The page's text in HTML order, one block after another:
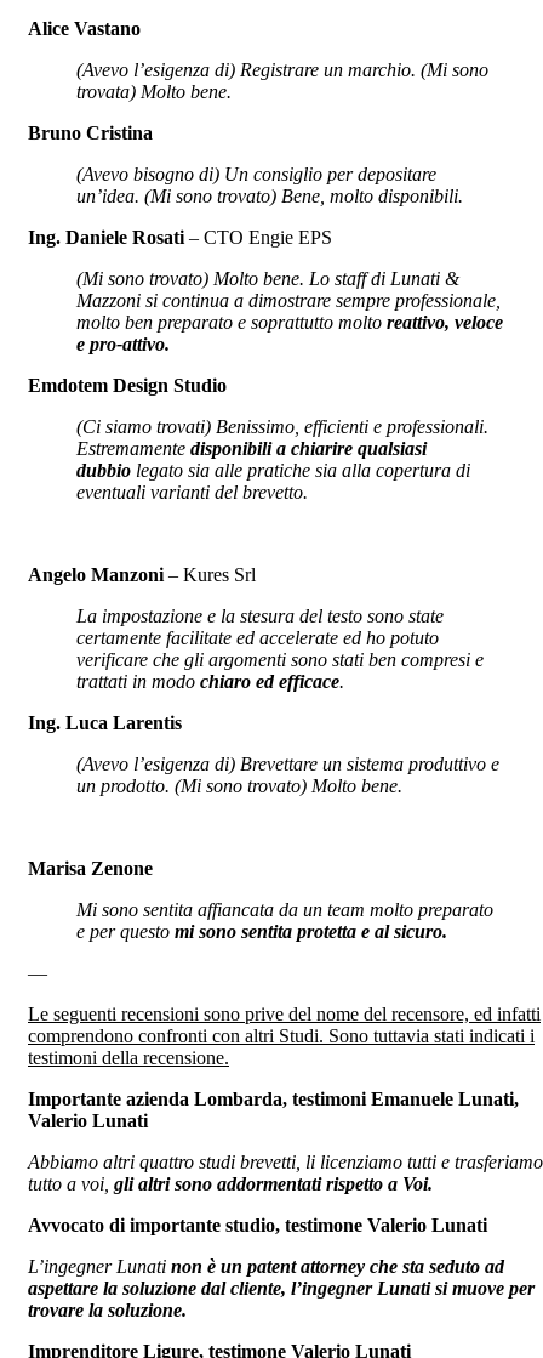
Alice Vastano
(Avevo l’esigenza di) Registrare un marchio. (Mi sono
trovata) Molto bene.
Bruno Cristina
(Avevo bisogno di) Un consiglio per depositare
un’idea. (Mi sono trovato) Bene, molto disponibili.
Ing. Daniele Rosati – CTO Engie EPS
(Mi sono trovato) Molto bene. Lo staff di Lunati &
Mazzoni si continua a dimostrare sempre professionale,
molto ben preparato e soprattutto molto reattivo, veloce
e pro-attivo.
Emdotem Design Studio
(Ci siamo trovati) Benissimo, efficienti e professionali.
Estremamente disponibili a chiarire qualsiasi
dubbio legato sia alle pratiche sia alla copertura di
eventuali varianti del brevetto.
Angelo Manzoni – Kures Srl
La impostazione e la stesura del testo sono state
certamente facilitate ed accelerate ed ho potuto
verificare che gli argomenti sono stati ben compresi e
trattati in modo chiaro ed efficace.
Ing. Luca Larentis
(Avevo l’esigenza di) Brevettare un sistema produttivo e
un prodotto. (Mi sono trovato) Molto bene.
Marisa Zenone
Mi sono sentita affiancata da un team molto preparato
e per questo mi sono sentita protetta e al sicuro.
—
Le seguenti recensioni sono prive del nome del recensore, ed infatti
comprendono confronti con altri Studi. Sono tuttavia stati indicati i
testimoni della recensione.
Importante azienda Lombarda, testimoni Emanuele Lunati,
Valerio Lunati
Abbiamo altri quattro studi brevetti, li licenziamo tutti e trasferiamo
tutto a voi, gli altri sono addormentati rispetto a Voi.
Avvocato di importante studio, testimone Valerio Lunati
L’ingegner Lunati non è un patent attorney che sta seduto ad
aspettare la soluzione dal cliente, l’ingegner Lunati si muove per
trovare la soluzione.
Imprenditore Ligure, testimone Valerio Lunati